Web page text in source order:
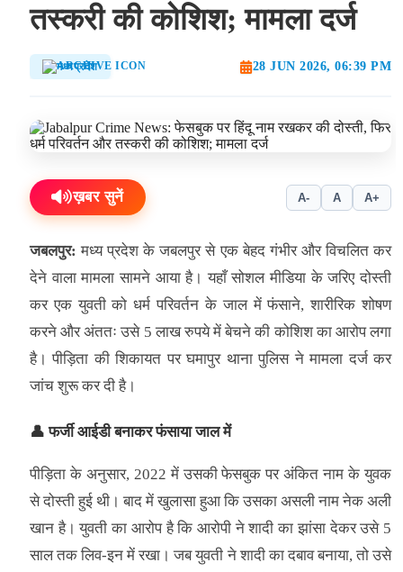
तस्करी की कोशिश; मामला दर्ज
मध्यप्रदेश 28 JUN 2026, 06:39 PM
ख़बर सुनें A- A A+
जबलपुर: मध्य प्रदेश के जबलपुर से एक बेहद गंभीर और विचलित कर
देने वाला मामला सामने आया है। यहाँ सोशल मीडिया के जरिए दोस्ती
कर एक युवती को धर्म परिवर्तन के जाल में फंसाने, शारीरिक शोषण
करने और अंततः उसे 5 लाख रुपये में बेचने की कोशिश का आरोप लगा
है। पीड़िता की शिकायत पर घमापुर थाना पुलिस ने मामला दर्ज कर
जांच शुरू कर दी है।
👤 फर्जी आईडी बनाकर फंसाया जाल में
पीड़िता के अनुसार, 2022 में उसकी फेसबुक पर अंकित नाम के युवक
से दोस्ती हुई थी। बाद में खुलासा हुआ कि उसका असली नाम नेक अली
खान है। युवती का आरोप है कि आरोपी ने शादी का झांसा देकर उसे 5
साल तक लिव-इन में रखा। जब युवती ने शादी का दबाव बनाया, तो उसे